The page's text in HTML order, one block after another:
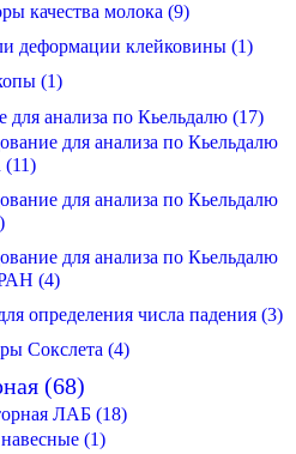
качества молока (9)
деформации клейковины (1)
(1)
для анализа по Кьельдалю (17)
для анализа по Кьельдалю
(11)
для анализа по Кьельдалю
для анализа по Кьельдалю
(4)
определения числа падения (3)
Сокслета (4)
(68)
ЛАБ (18)
(1)